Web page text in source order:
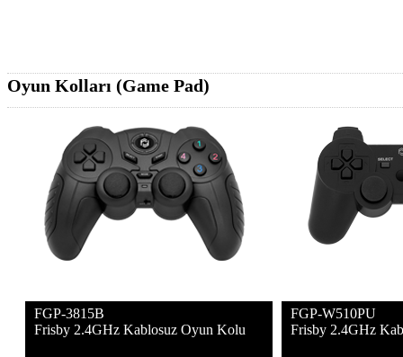
Oyun Kolları (Game Pad)
FGP-3815B
Frisby 2.4GHz Kablosuz Oyun Kolu
FGP-W510PU
Frisby 2.4GHz